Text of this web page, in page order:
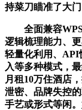
持菜刀瞄准了大
全面兼容WPS
逻辑梳理能力、
轻量化利用、API
入等多种模式，
月租10万住酒店
泄密、品牌失控
手艺或形式等闲